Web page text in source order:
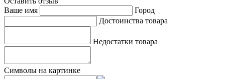
Ваше имя
Город
Достоинства товара
Недостатки товара
Символы на картинке